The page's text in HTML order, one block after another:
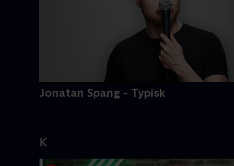
Jonatan Spang - Typisk
K